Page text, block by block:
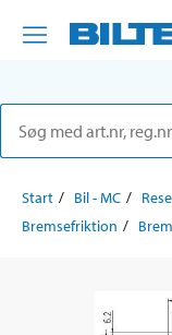
Start Bil - MC
Bremsefriktion